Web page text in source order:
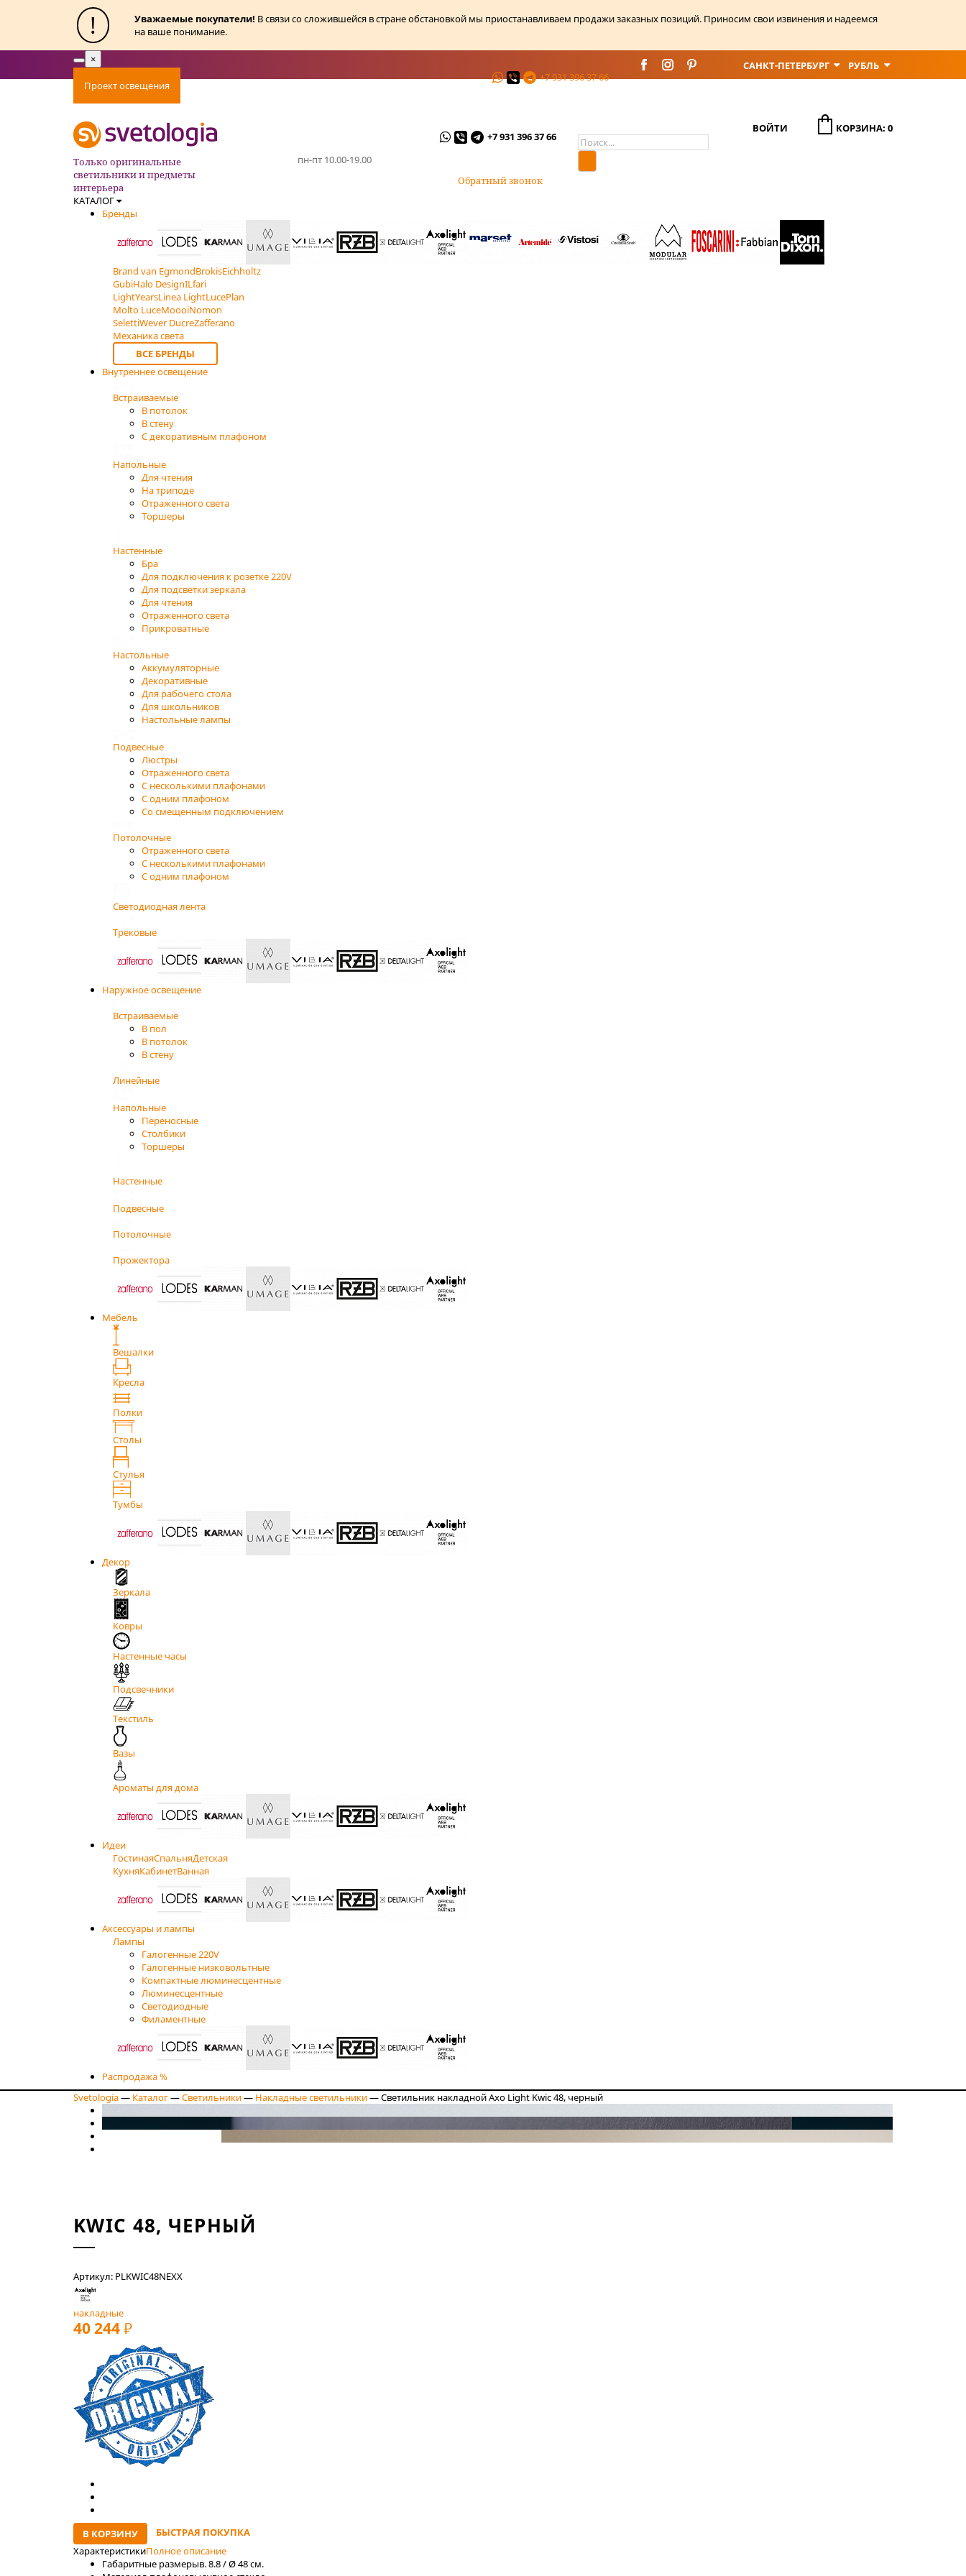
! Уважаемые покупатели! В связи со сложившейся в стране обстановкой мы приостанавливаем продажи заказных позиций. Приносим свои извинения и надеемся
на ваше понимание.
Toggle
×
Проект освещения
+7 931 396 37 66
САНКТ-ПЕТЕРБУРГ РУБЛЬ
Только оригинальные
светильники и предметы
интерьера
пн-пт 10.00-19.00
+7 931 396 37 66
Обратный звонок
ВОЙТИ КОРЗИНА: 0
КАТАЛОГ
Бренды
Brand van EgmondBrokisEichholtz
GubiHalo DesignILfari
LightYearsLinea LightLucePlan
Molto LuceMoooiNomon
SelettiWever DucreZafferano
Механика света
ВСЕ БРЕНДЫ
Внутреннее освещение
Встраиваемые
В потолок
В стену
С декоративным плафоном
Напольные
Для чтения
На триподе
Отраженного света
Торшеры
Настенные
Бра
Для подключения к розетке 220V
Для подсветки зеркала
Для чтения
Отраженного света
Прикроватные
Настольные
Аккумуляторные
Декоративные
Для рабочего стола
Для школьников
Настольные лампы
Подвесные
Люстры
Отраженного света
С несколькими плафонами
С одним плафоном
Со смещенным подключением
Потолочные
Отраженного света
С несколькими плафонами
С одним плафоном
Светодиодная лента
Трековые
Наружное освещение
Встраиваемые
В пол
В потолок
В стену
Линейные
Напольные
Переносные
Столбики
Торшеры
Настенные
Подвесные
Потолочные
Прожектора
Мебель
Вешалки
Кресла
Полки
Столы
Стулья
Тумбы
Декор
Зеркала
Ковры
Настенные часы
Подсвечники
Текстиль
Вазы
Ароматы для дома
Идеи
ГостинаяСпальняДетская
КухняКабинетВанная
Аксессуары и лампы
Лампы
Галогенные 220V
Галогенные низковольтные
Компактные люминесцентные
Люминесцентные
Светодиодные
Филаментные
Распродажа %
Svetologia— Каталог—Светильники— Накладные светильники—Светильник накладной Axo Light Kwic 48, черный
KWIC 48, ЧЕРНЫЙ
Артикул: PLKWIC48NEXX
накладные
40 244 РУБ
В КОРЗИНУ
БЫСТРАЯ ПОКУПКА
ХарактеристикиПолное описание
Габаритные размерыв. 8.8 / Ø 48 см.